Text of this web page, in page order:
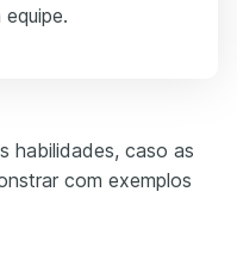
habilidades, caso as
com exemplos